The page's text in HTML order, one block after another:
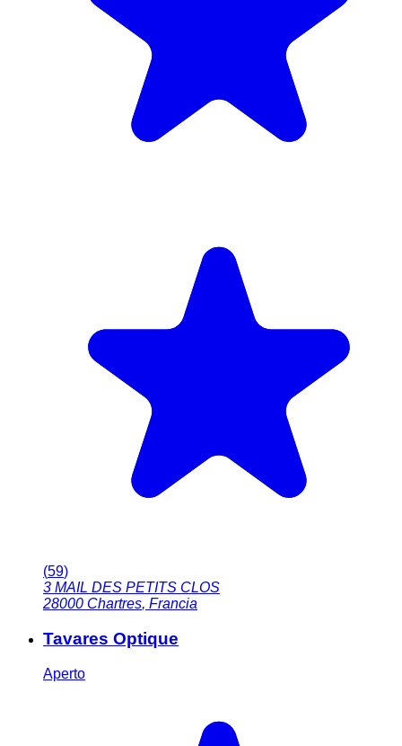
(59)
3 MAIL DES PETITS CLOS
28000 Chartres, Francia
Tavares Optique
Aperto